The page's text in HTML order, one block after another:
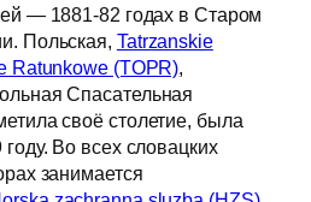
— 1881-82 годах в Старом
Польская, Tatrzanskie
Ratunkowe (TOPR)
Спасательная
своё столетие, была
Во всех словацких
занимается